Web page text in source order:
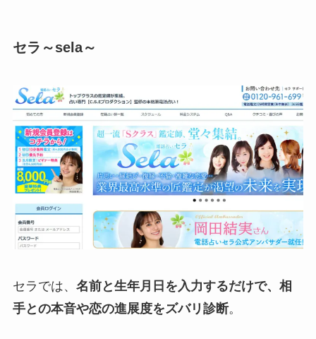
セラ～sela～
セラでは、 名前と生年月日を入力するだけで、相
手との本音や恋の進展度をズバリ診断。